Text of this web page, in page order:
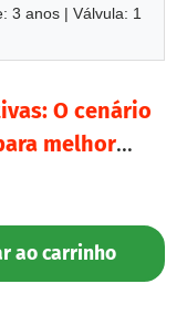
3 anos | Válvula: 1
O cenário
melhor
ao carrinho